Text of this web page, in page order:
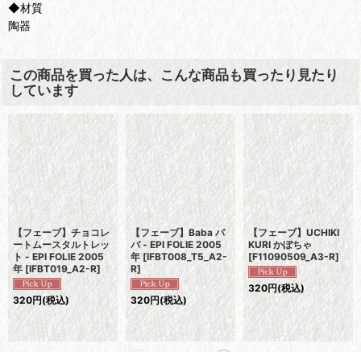
◆材質
陶器
この商品を買った人は、こんな商品も買ったり見たり
しています
【フェーブ】チョコレ
ートムースタルトレッ
ト - EPI FOLIE 2005
年 [IFBT019_A2-R]
320円(税込)
【フェーブ】Baba バ
バ - EPI FOLIE 2005
年 [IFBT008_T5_A2-
R]
320円(税込)
【フェーブ】UCHIKI
KURI かぼちゃ
[F11090509_A3-R]
320円(税込)